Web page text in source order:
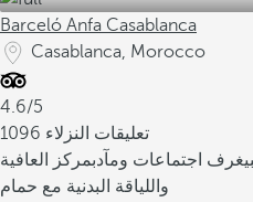
Barceló Anfa Casablanca
Casablanca, Morocco
4.6/5
1096 تعليقات النزلاء
غرف اجتماعات ومآدبمركز العافية
واللياقة البدنية مع حمام